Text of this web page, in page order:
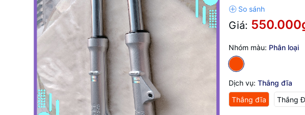
Giá:
Nhóm màu: Phân loại
Dịch vụ: Thắng đĩa
Thắng đĩa
Thắng